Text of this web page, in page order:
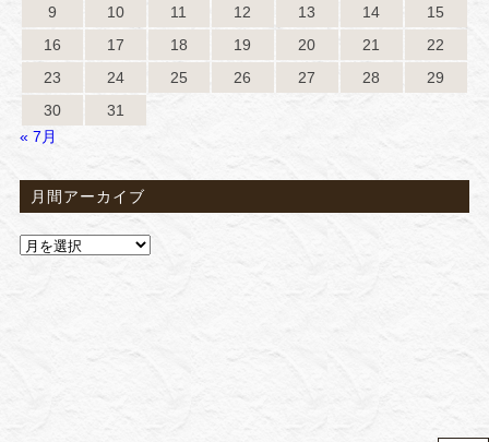
9
10 11 12 13 14
15
16
17 18 19 20 21
22
23
24 25 26 27 28
29
30
31
« 7月
月間アーカイブ